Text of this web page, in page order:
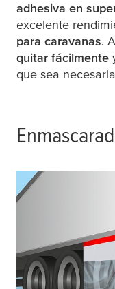
adhesiva en
excelente
para caravanas.
quitar fácilmente
que sea